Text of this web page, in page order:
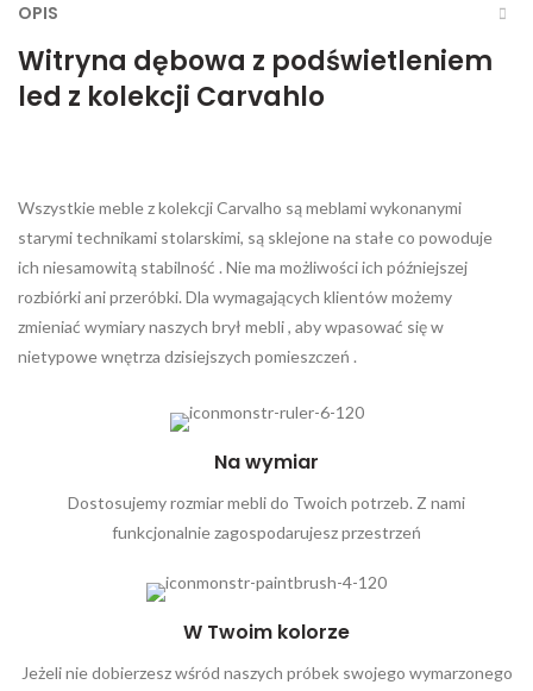
OPIS
Witryna dębowa z podświetleniem
led z kolekcji Carvahlo
Wszystkie meble z kolekcji Carvalho są meblami wykonanymi
starymi technikami stolarskimi, są sklejone na stałe co powoduje
ich niesamowitą stabilność . Nie ma możliwości ich późniejszej
rozbiórki ani przeróbki. Dla wymagających klientów możemy
zmieniać wymiary naszych brył mebli , aby wpasować się w
nietypowe wnętrza dzisiejszych pomieszczeń .
Na wymiar
Dostosujemy rozmiar mebli do Twoich potrzeb. Z nami
funkcjonalnie zagospodarujesz przestrzeń
W Twoim kolorze
Jeżeli nie dobierzesz wśród naszych próbek swojego wymarzonego